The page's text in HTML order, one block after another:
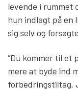
levende i rummet
hun indlagt på en
sig selv og
“Du kommer til
mere at byde ind
forbedringstiltag.